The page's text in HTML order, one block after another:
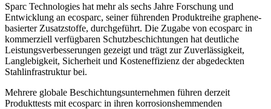
Sparc Technologies hat mehr als sechs Jahre Forschung und
Entwicklung an ecosparc, seiner führenden Produktreihe graphene-
basierter Zusatzstoffe, durchgeführt. Die Zugabe von ecosparc in
kommerziell verfügbaren Schutzbeschichtungen hat deutliche
Leistungsverbesserungen gezeigt und trägt zur Zuverlässigkeit,
Langlebigkeit, Sicherheit und Kosteneffizienz der abgedeckten
Stahlinfrastruktur bei.
Mehrere globale Beschichtungsunternehmen führen derzeit
Produkttests mit ecosparc in ihren korrosionshemmenden